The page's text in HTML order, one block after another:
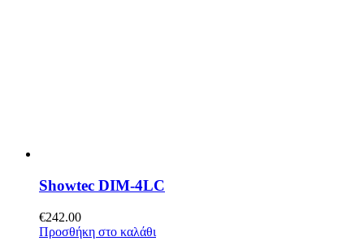
Showtec DIM-4LC
€242.00
Προσθήκη στο καλάθι